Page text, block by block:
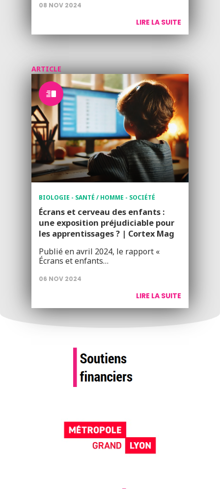
08 NOV 2024
LIRE LA SUITE
ARTICLE
BIOLOGIE - SANTÉ / HOMME - SOCIÉTÉ
Écrans et cerveau des enfants :
une exposition préjudiciable pour
les apprentissages ? | Cortex Mag
Publié en avril 2024, le rapport «
Écrans et enfants…
06 NOV 2024
LIRE LA SUITE